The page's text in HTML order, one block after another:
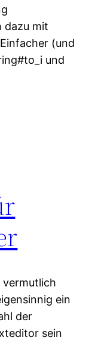
dazu mit
(und
und
ein
der
sein